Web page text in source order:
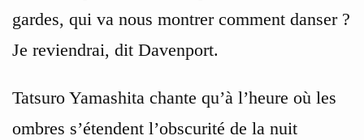
gardes, qui va nous montrer comment danser ?
Je reviendrai, dit Davenport.
Tatsuro Yamashita chante qu’à l’heure où les
ombres s’étendent l’obscurité de la nuit